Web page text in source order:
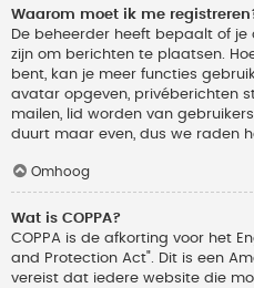
Waarom moet ik me
De beheerder heeft bepaalt of
zijn om berichten te plaatsen.
bent, kan je meer functies
avatar opgeven, privéberichten
mailen, lid worden van
duurt maar even, dus we raden
Omhoog
Wat is COPPA?
COPPA is de afkorting voor het
and Protection Act". Dit is een
vereist dat iedere website die